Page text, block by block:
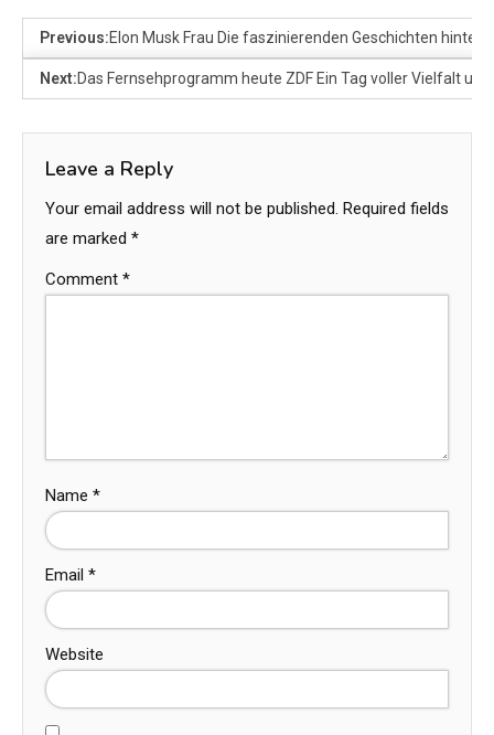
Previous:Elon Musk Frau Die faszinierenden Geschichten hinter
Next:Das Fernsehprogramm heute ZDF Ein Tag voller Vielfalt
Leave a Reply
Your email address will not be published. Required fields
are marked *
Comment *
Name *
Email *
Website